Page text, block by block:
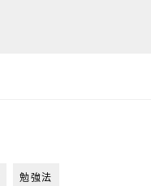
勉強法